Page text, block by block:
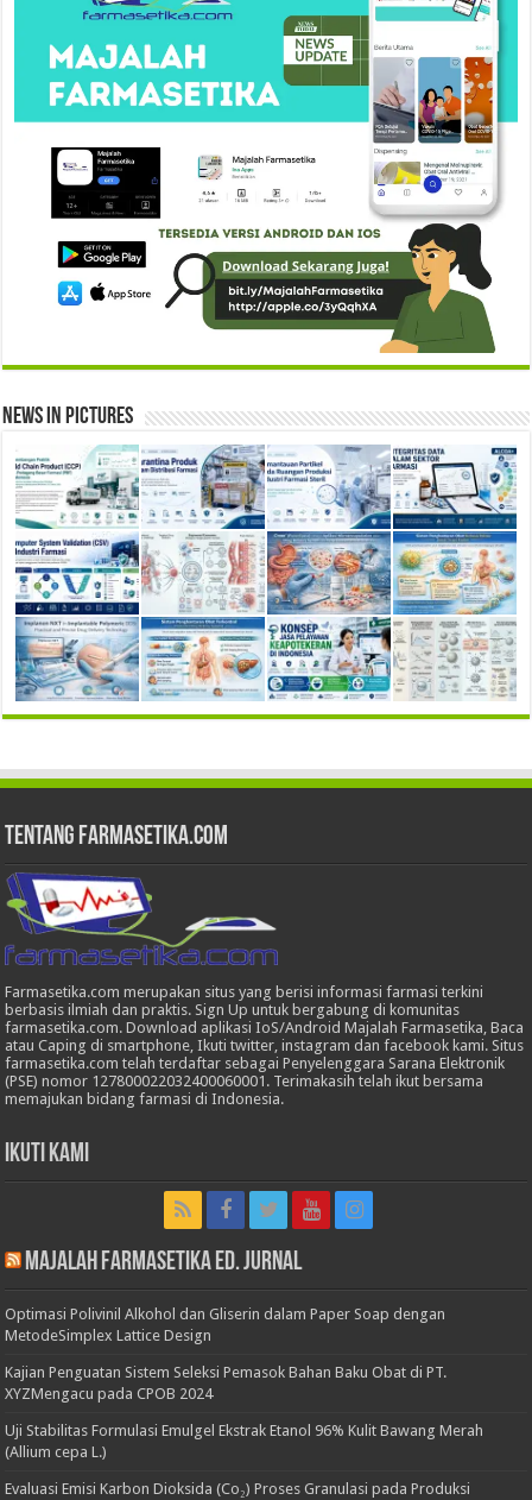
News in Pictures
Tentang Farmasetika.com
Farmasetika.com merupakan situs yang berisi informasi farmasi terkini
berbasis ilmiah dan praktis. Sign Up untuk bergabung di komunitas
farmasetika.com. Download aplikasi IoS/Android Majalah Farmasetika, Baca
atau Caping di smartphone, Ikuti twitter, instagram dan facebook kami. Situs
farmasetika.com telah terdaftar sebagai Penyelenggara Sarana Elektronik
(PSE) nomor 127800022032400060001. Terimakasih telah ikut bersama
memajukan bidang farmasi di Indonesia.
Ikuti Kami
Majalah Farmasetika Ed. Jurnal
Optimasi Polivinil Alkohol dan Gliserin dalam Paper Soap dengan
MetodeSimplex Lattice Design
Kajian Penguatan Sistem Seleksi Pemasok Bahan Baku Obat di PT.
XYZMengacu pada CPOB 2024
Uji Stabilitas Formulasi Emulgel Ekstrak Etanol 96% Kulit Bawang Merah
(Allium cepa L.)
Evaluasi Emisi Karbon Dioksida (Co₂) Proses Granulasi pada Produksi